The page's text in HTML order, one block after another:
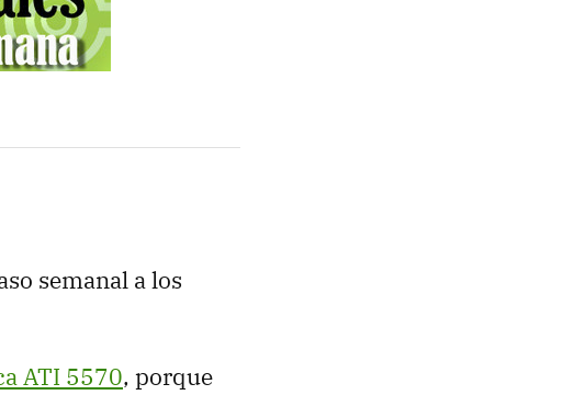
semanal a los
ATI 5570, porque